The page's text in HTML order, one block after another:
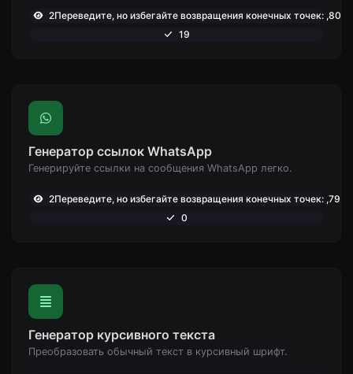
2Переведите, но избегайте возвращения конечных точек: ,801
19
Генератор ссылок WhatsApp
Генерируйте ссылки на сообщения WhatsApp легко.
2Переведите, но избегайте возвращения конечных точек: ,797
0
Генератор курсивного текста
Преобразовать обычный текст в курсивный шрифт.